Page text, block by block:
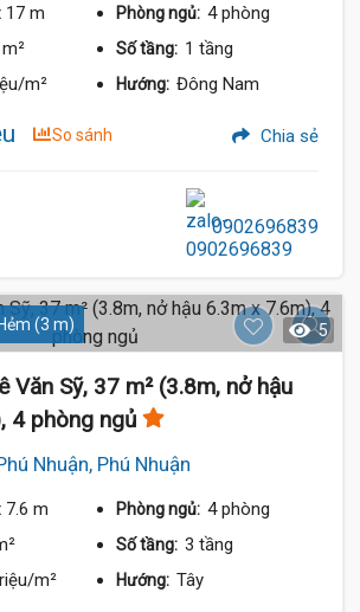
17 m Phòng ngủ: 4 phòng
Số tầng: 1 tầng
m² Hướng: Đông Nam
So sánh Chia sẻ
0902696839
Hẻm (3 m) 5
Văn Sỹ, 37 m² (3.8m, nở hậu
4 phòng ngủ
Nhuận, Phú Nhuận
7.6 m Phòng ngủ: 4 phòng
Số tầng: 3 tầng
m² Hướng: Tây